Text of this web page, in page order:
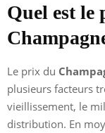
Quel est le
Le prix du
plusieurs facteurs
vieillissement, le
distribution. En